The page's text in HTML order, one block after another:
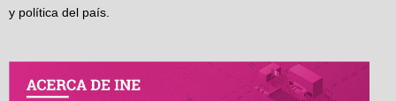
y política del país.